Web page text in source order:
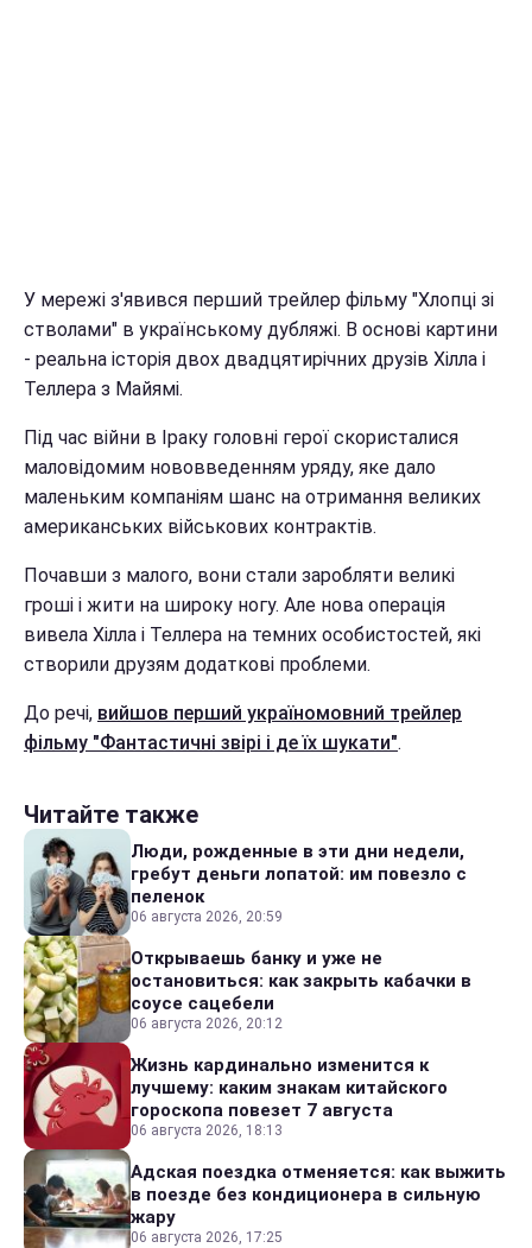
У мережі з'явився перший трейлер фільму "Хлопці зі
стволами" в українському дубляжі. В основі картини
- реальна історія двох двадцятирічних друзів Хілла і
Теллера з Майямі.
Під час війни в Іраку головні герої скористалися
маловідомим нововведенням уряду, яке дало
маленьким компаніям шанс на отримання великих
американських військових контрактів.
Почавши з малого, вони стали заробляти великі
гроші і жити на широку ногу. Але нова операція
вивела Хілла і Теллера на темних особистостей, які
створили друзям додаткові проблеми.
До речі, вийшов перший україномовний трейлер
фільму "Фантастичні звірі і де їх шукати".
Читайте также
Люди, рожденные в эти дни недели,
гребут деньги лопатой: им повезло с
пеленок
06 августа 2026, 20:59
Открываешь банку и уже не
остановиться: как закрыть кабачки в
соусе сацебели
06 августа 2026, 20:12
Жизнь кардинально изменится к
лучшему: каким знакам китайского
гороскопа повезет 7 августа
06 августа 2026, 18:13
Адская поездка отменяется: как выжить
в поезде без кондиционера в сильную
жару
06 августа 2026, 17:25